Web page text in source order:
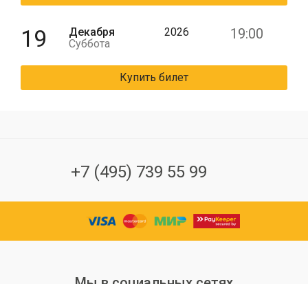
19
Декабря
Суббота
2026 19:00
Купить билет
+7 (495) 739 55 99